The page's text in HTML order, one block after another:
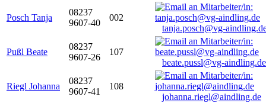
Posch Tanja
08237
9607-40
002
tanja.posch@vg-
Pußl Beate
08237
9607-26
107
beate.pussl@vg-aindling.de
Riegl Johanna
08237
9607-41
108
johanna.riegl@aindling.de